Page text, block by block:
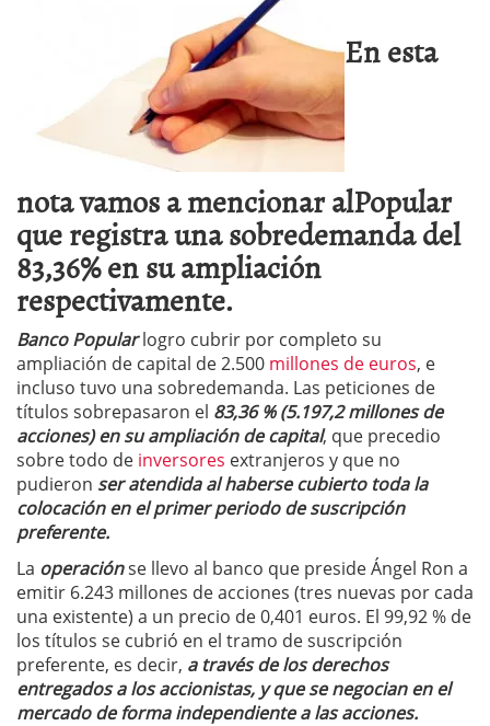
En esta
nota vamos a mencionar alPopular
que registra una sobredemanda del
83,36% en su ampliación
respectivamente.
Banco Popularlogro cubrir por completo su
ampliación de capital de 2.500 millones de euros, e
incluso tuvo una sobredemanda. Las peticiones de
títulos sobrepasaron el 83,36 % (5.197,2 millones de
acciones) en su ampliación de capital, que precedio
sobre todo de inversores extranjeros y que no
pudieron ser atendida al haberse cubierto toda la
colocación en el primer periodo de suscripción
preferente.
La operaciónse llevo al banco que preside Ángel Ron a
emitir 6.243 millones de acciones (tres nuevas por cada
una existente) a un precio de 0,401 euros. El 99,92 % de
los títulos se cubrió en el tramo de suscripción
preferente, es decir, a través de los derechos
entregados a los accionistas, y que se negocian en el
mercado de forma independiente a las acciones.